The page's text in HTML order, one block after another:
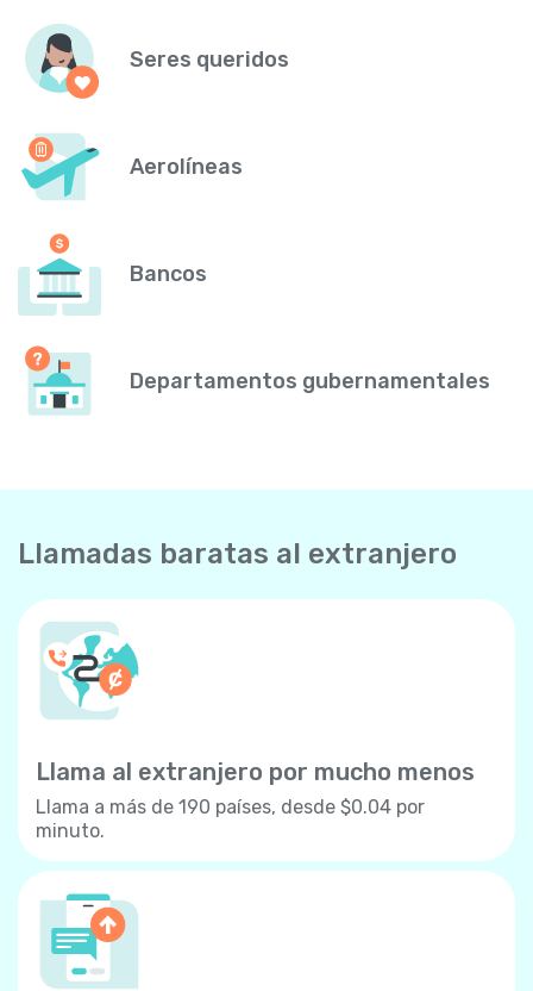
Seres queridos
Aerolíneas
Bancos
Departamentos gubernamentales
Llamadas baratas al extranjero
Llama al extranjero por mucho menos
Llama a más de 190 países, desde $0.04 por
minuto.